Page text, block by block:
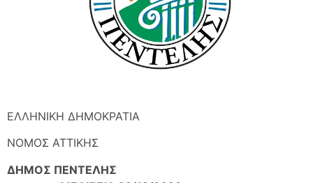
ΕΛΛΗΝΙΚΗ ΔΗΜΟΚΡΑΤΙΑ
ΝΟΜOΣ ΑΤΤΙΚΗΣ
ΔΗΜΟΣ ΠΕΝΤΕΛΗΣ